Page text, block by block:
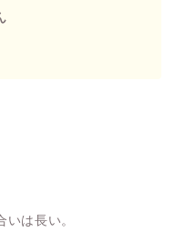
いは長い。